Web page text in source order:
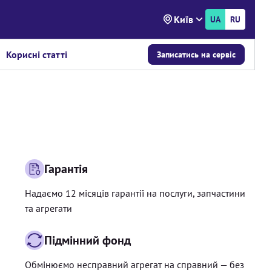
Київ UA RU
Корисні статті Записатись на сервіс
Гарантія
Надаємо 12 місяців гарантії на послуги, запчастини
та агрегати
Підмінний фонд
Обмінюємо несправний агрегат на справний — без